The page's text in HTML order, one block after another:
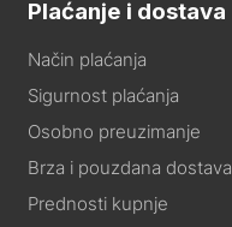
Plaćanje i dostava
Način plaćanja
Sigurnost plaćanja
Osobno preuzimanje
Brza i pouzdana dostava
Prednosti kupnje